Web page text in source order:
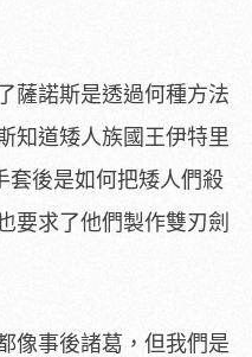
薩諾斯是透過何種方法
知道矮人族國王伊特里
套後是如何把矮人們殺
要求了他們製作雙刃劍
像事後諸葛，但我們是